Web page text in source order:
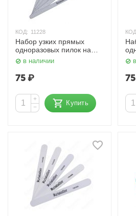
КОД: 11228
Набор узких прямых
одноразовых пилок на
деревянной основе
100/180 грит. Серые
Kristaller
в наличии
75₽
+
−
Купить
75